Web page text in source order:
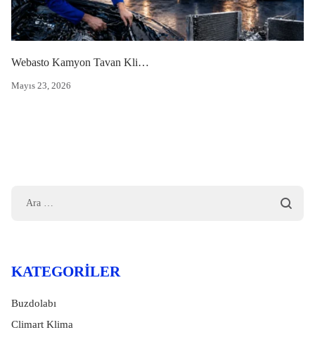
Mayıs 23, 2026
Webasto Kamyon Tavan Kliması
KATEGORILER
Buzdolabı
Climart Klima